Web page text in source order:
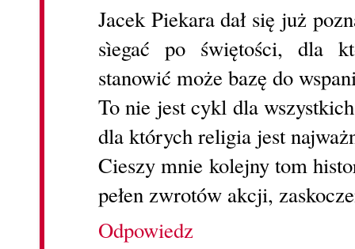
Jacek Piekara dał się już
sìegać po świętości, dla
stanowić może bazę do
To nie jest cykl dla
dla których religia jest
Cieszy mnie kolejny tom
pełen zwrotów akcji,
Odpowiedz